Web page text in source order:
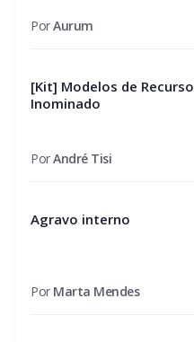
PorAurum
[Kit] Modelos de Recurso
Inominado
PorAndré Tisi
Agravo interno
Por Marta Mendes